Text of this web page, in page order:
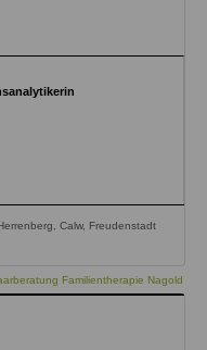
Calw, Freudenstadt
Familientherapie Nagold